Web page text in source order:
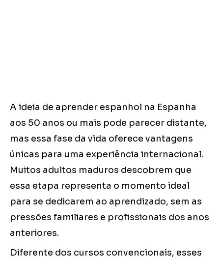
A ideia de aprender espanhol na Espanha
aos 50 anos ou mais pode parecer distante,
mas essa fase da vida oferece vantagens
únicas para uma experiência internacional.
Muitos adultos maduros descobrem que
essa etapa representa o momento ideal
para se dedicarem ao aprendizado, sem as
pressões familiares e profissionais dos anos
anteriores.
Diferente dos cursos convencionais, esses